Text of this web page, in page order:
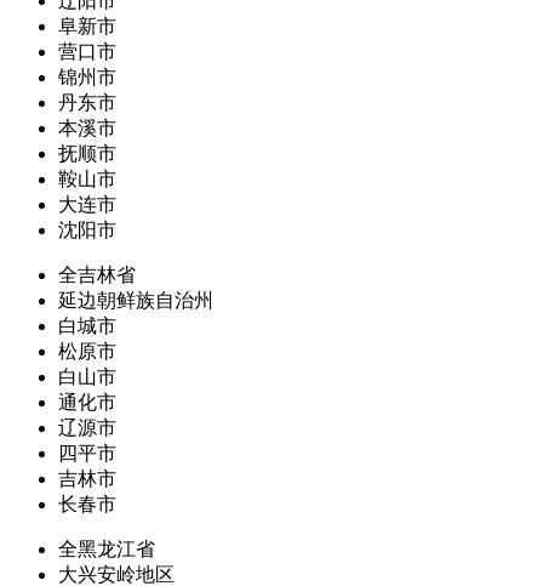
阜新市
营口市
锦州市
丹东市
本溪市
抚顺市
鞍山市
大连市
沈阳市
全吉林省
延边朝鲜族自治州
白城市
松原市
白山市
通化市
辽源市
四平市
吉林市
长春市
全黑龙江省
大兴安岭地区